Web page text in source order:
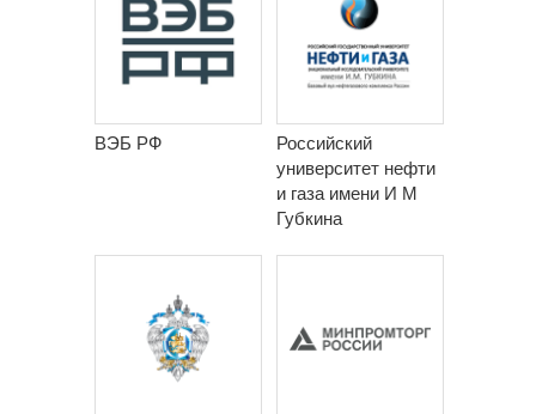
ВЭБ РФ
Российский
университет нефти
и газа имени И М
Губкина